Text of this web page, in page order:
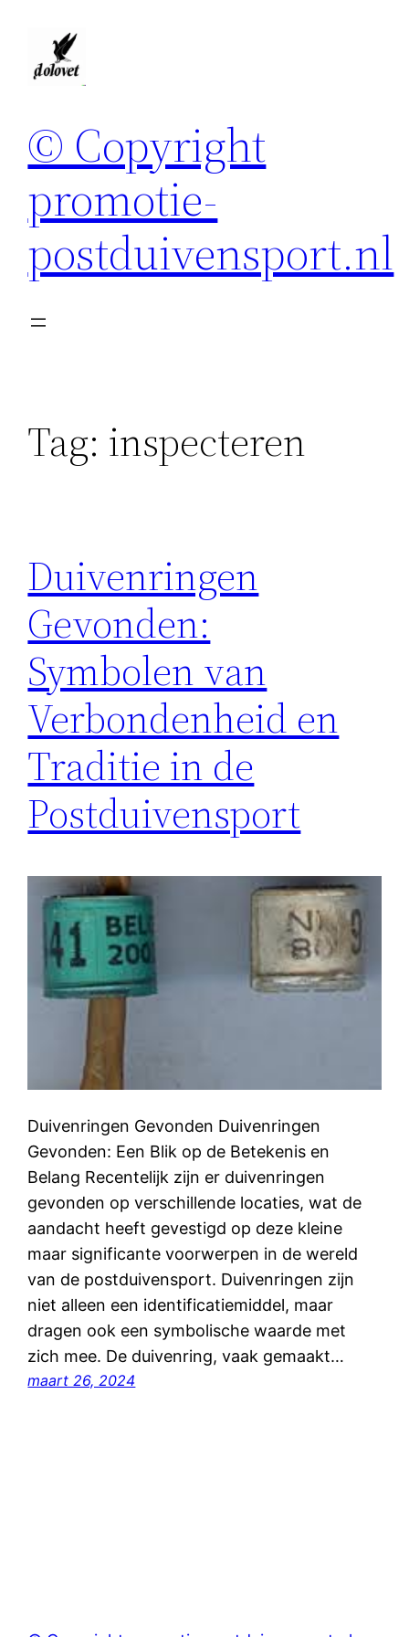
© Copyright
promotie-
postduivensport.nl
Tag: inspecteren
Duivenringen
Gevonden:
Symbolen van
Verbondenheid en
Traditie in de
Postduivensport
Duivenringen Gevonden Duivenringen
Gevonden: Een Blik op de Betekenis en
Belang Recentelijk zijn er duivenringen
gevonden op verschillende locaties, wat de
aandacht heeft gevestigd op deze kleine
maar significante voorwerpen in de wereld
van de postduivensport. Duivenringen zijn
niet alleen een identificatiemiddel, maar
dragen ook een symbolische waarde met
zich mee. De duivenring, vaak gemaakt…
maart 26, 2024